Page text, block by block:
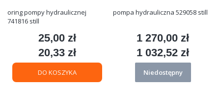
oring pompy hydraulicznej
741816 still
Cena
25,00 zł
Cena
20,33 zł
DO KOSZYKA
pompa hydrauliczna 529058 still
Cena
1 270,00 zł
Cena
1 032,52 zł
Niedostępny